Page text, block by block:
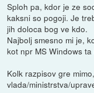
Sploh pa, kdor je ze
kaksni so pogoji. Je
jih doloca bog ve kdo.
Najbolj smesno mi je,
kot npr MS Windows ta
Kolk razpisov gre
vlada/ministrstva/